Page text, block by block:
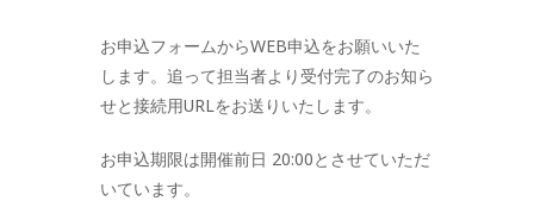
お申込フォームからWEB申込をお願いいた
します。追って担当者より受付完了のお知ら
せと接続用URLをお送りいたします。
お申込期限は開催前日 20:00とさせていただ
いています。